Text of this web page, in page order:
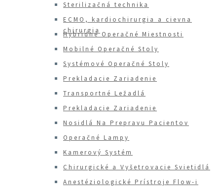
Sterilizačná technika
ECMO, kardiochirurgia a cievna
chirurgia
Hybridné Operačné Miestnosti
Mobilné Operačné Stoly
Systémové Operačné Stoly
Prekladacie Zariadenie
Transportné Ležadlá
Prekladacie Zariadenie
Nosidlá Na Prepravu Pacientov
Operačné Lampy
Kamerový Systém
Chirurgické a Vyšetrovacie Svietidlá
Anestéziologické Prístroje Flow-i